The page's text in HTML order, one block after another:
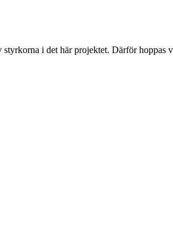
i det här projektet. Därför hoppas